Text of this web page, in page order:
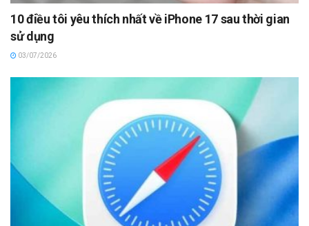
10 điều tôi yêu thích nhất về iPhone 17 sau thời gian
sử dụng
03/07/2026